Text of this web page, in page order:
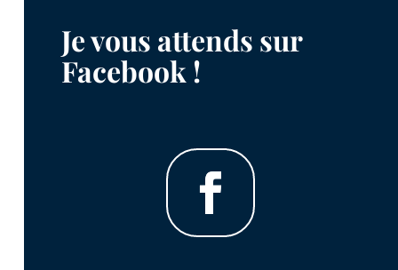
Je vous attends sur
Facebook !